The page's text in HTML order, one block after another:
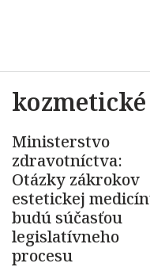
Ministerstvo
zdravotníctva:
Otázky zákrokov
estetickej
budú súčasťou
legislatívneho
procesu